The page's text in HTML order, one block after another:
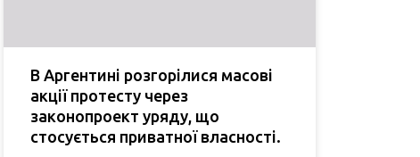
В Аргентині розгорілися масові
акції протесту через
законопроект уряду, що
стосується приватної власності.